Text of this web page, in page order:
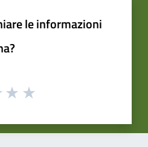
le informazioni